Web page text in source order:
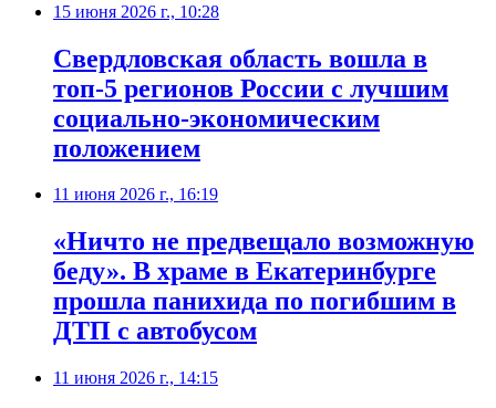
15 июня 2026 г., 10:28
Свердловская область вошла в
топ-5 регионов России с лучшим
социально-экономическим
положением
11 июня 2026 г., 16:19
«Ничто не предвещало возможную
беду». В храме в Екатеринбурге
прошла панихида по погибшим в
ДТП с автобусом
11 июня 2026 г., 14:15